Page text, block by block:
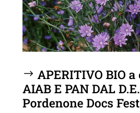
APERITIVO BIO
AIAB E PAN DAL
Pordenone Docs Fest